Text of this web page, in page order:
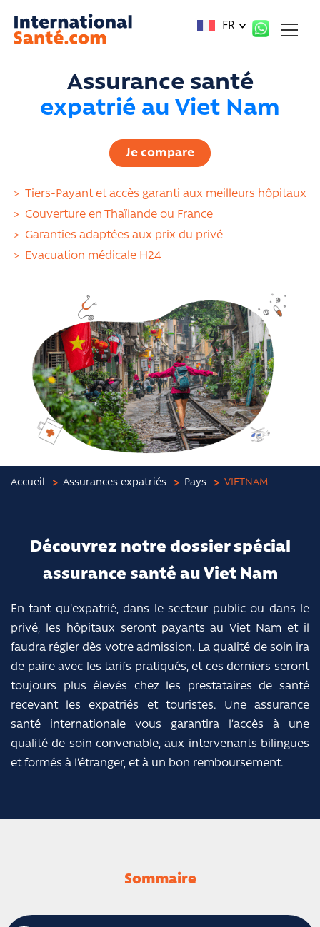
FR
Assurance santé
expatrié au Viet Nam
Je compare
> Tiers-Payant et accès garanti aux meilleurs hôpitaux
>
Couverture en Thaïlande ou France
>
Garanties adaptées aux prix du privé
>
Evacuation médicale H24
Accueil Assurances expatriés Pays VIETNAM
Découvrez notre dossier spécial
assurance santé au Viet Nam
En tant qu'expatrié, dans le secteur public ou dans le
privé, les hôpitaux seront payants au Viet Nam et il
faudra régler dès votre admission. La qualité de soin ira
de paire avec les tarifs pratiqués, et ces derniers seront
toujours plus élevés chez les prestataires de santé
recevant les expatriés et touristes. Une assurance
santé internationale vous garantira l’accès à une
qualité de soin convenable, aux intervenants bilingues
et formés à l’étranger, et à un bon remboursement.
Sommaire